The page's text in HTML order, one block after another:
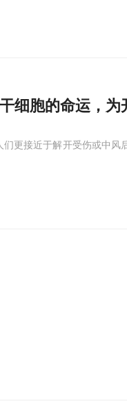
细胞的命运，
更接近于解开受伤或中风